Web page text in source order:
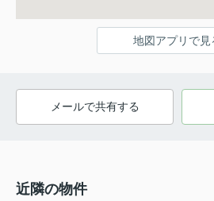
地図アプリで見
メールで共有する
近隣の物件